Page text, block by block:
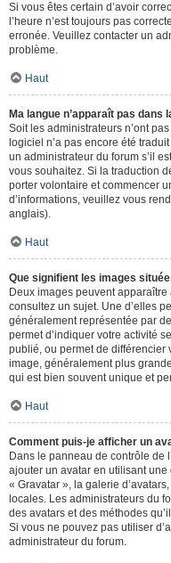
Si vous êtes certain d’avoir
l’heure n’est toujours pas
erronée. Veuillez contacter un
problème.
Haut
Ma langue n’apparaît pas dans
Soit les administrateurs n’ont
logiciel n’a pas encore été
un administrateur du forum s’il
vous souhaitez. Si la traduction
porter volontaire et commencer
d’informations, veuillez vous
anglais).
Haut
Que signifient les images
Deux images peuvent
consultez un sujet. Une d’elles
généralement représentée par
permet d’indiquer votre activité
publié, ou permet de différencier
image, généralement plus
qui est bien souvent unique et
Haut
Comment puis-je afficher un
Dans le panneau de contrôle de
ajouter un avatar en utilisant
« Gravatar », la galerie
locales. Les administrateurs du
des avatars et des méthodes
Si vous ne pouvez pas utiliser
administrateur du forum.